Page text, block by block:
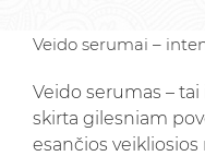
Veido serumai –
Veido serumas –
skirta gilesniam
esančios